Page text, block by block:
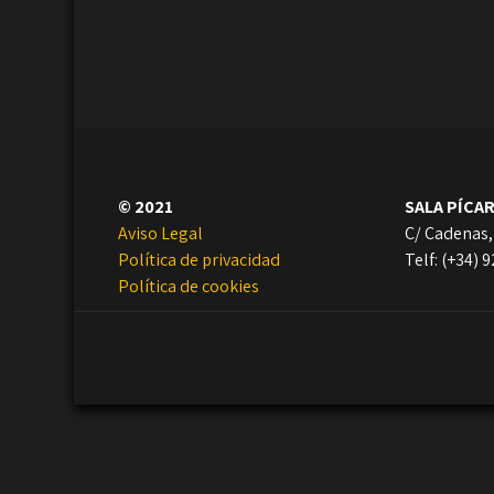
© 2021
Aviso Legal
Política de privacidad
Política de cookies
SALA
C/
Telf: (+34)